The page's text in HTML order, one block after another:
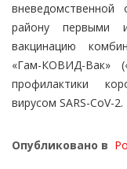
району первыми
вакцинацию
«Гам-КОВИД-Вак»
профилактики
вирусом SARS-CoV-2.
Опубликовано в